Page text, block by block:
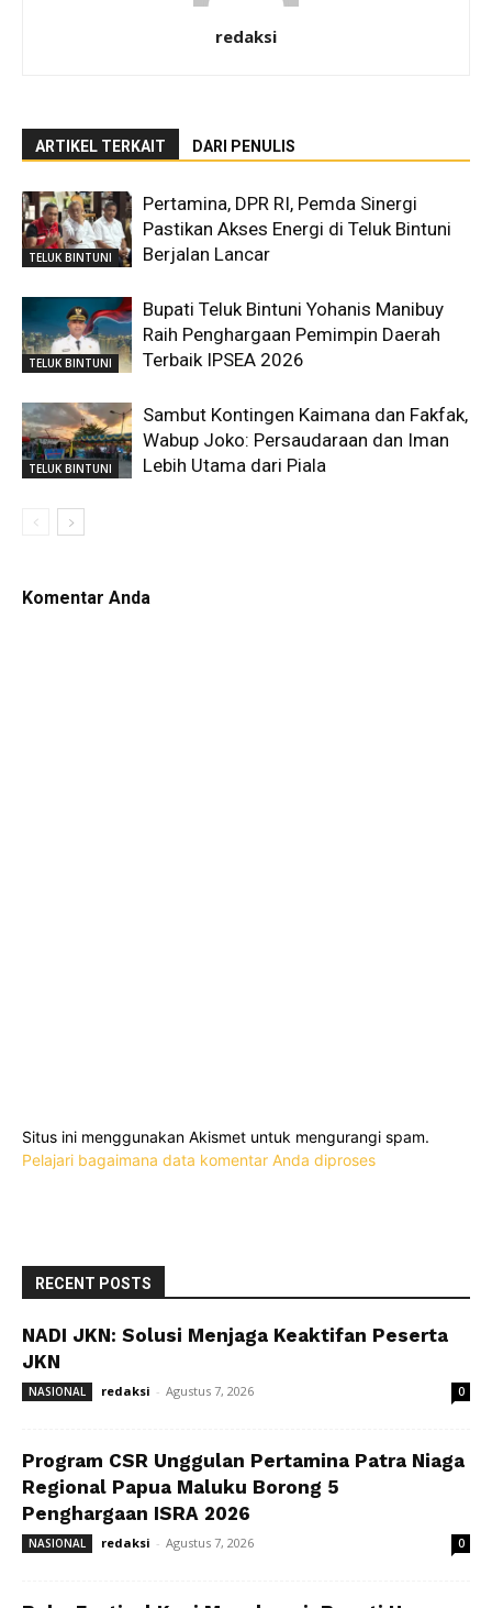
redaksi
ARTIKEL TERKAIT DARI PENULIS
TELUK BINTUNI
Pertamina, DPR RI, Pemda Sinergi
Pastikan Akses Energi di Teluk Bintuni
Berjalan Lancar
TELUK BINTUNI
Bupati Teluk Bintuni Yohanis Manibuy
Raih Penghargaan Pemimpin Daerah
Terbaik IPSEA 2026
TELUK BINTUNI
Sambut Kontingen Kaimana dan Fakfak,
Wabup Joko: Persaudaraan dan Iman
Lebih Utama dari Piala
Komentar Anda
Situs ini menggunakan Akismet untuk mengurangi spam.
Pelajari bagaimana data komentar Anda diproses
RECENT POSTS
NADI JKN: Solusi Menjaga Keaktifan Peserta
JKN
NASIONAL redaksi - Agustus 7, 2026 0
Program CSR Unggulan Pertamina Patra Niaga
Regional Papua Maluku Borong 5
Penghargaan ISRA 2026
NASIONAL redaksi - Agustus 7, 2026 0